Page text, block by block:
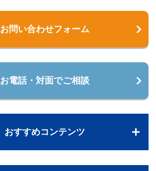
お問い合わせフォーム
お電話・対面でご相談
おすすめコンテンツ